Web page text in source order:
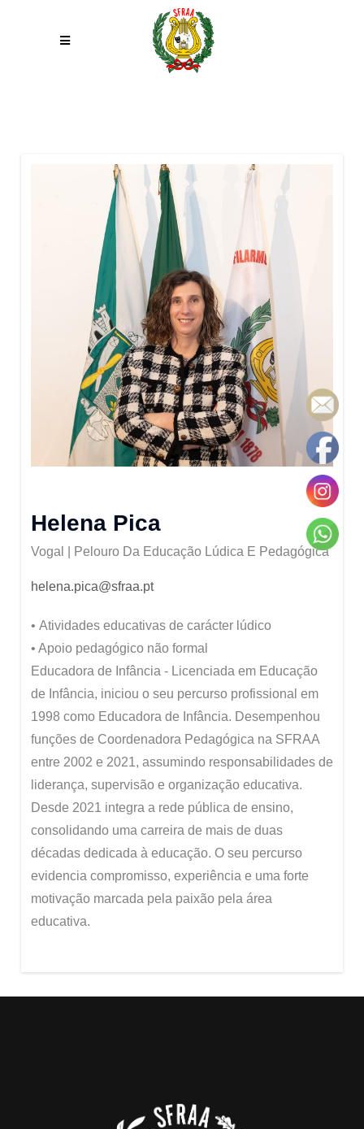
Helena Pica
Vogal | Pelouro Da Educação Lúdica E Pedagógica
helena.pica@sfraa.pt
• Atividades educativas de carácter lúdico
• Apoio pedagógico não formal
Educadora de Infância - Licenciada em Educação
de Infância, iniciou o seu percurso profissional em
1998 como Educadora de Infância. Desempenhou
funções de Coordenadora Pedagógica na SFRAA
entre 2002 e 2021, assumindo responsabilidades de
liderança, supervisão e organização educativa.
Desde 2021 integra a rede pública de ensino,
consolidando uma carreira de mais de duas
décadas dedicada à educação. O seu percurso
evidencia compromisso, experiência e uma forte
motivação marcada pela paixão pela área
educativa.